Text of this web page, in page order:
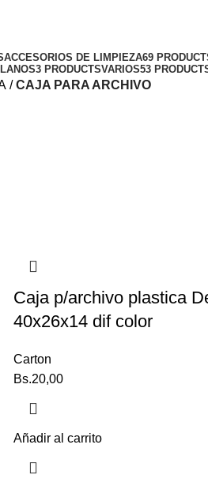
ACCESORIOS DE LIMPIEZA69
3 PRODUCTSVARIOS53
CAJA PARA ARCHIVO
Caja p/archivo plastica
40x26x14 dif color
Carton
Bs.20,00
Añadir al carrito